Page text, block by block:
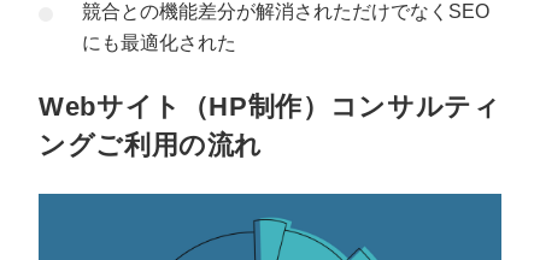
競合との機能差分が解消されただけでなくSEO
にも最適化された
Webサイト（HP制作）コンサルティ
ングご利用の流れ